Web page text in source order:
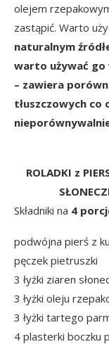
olejem
zastąpić. Warto
naturalnym
warto używać go
– zawiera
tłuszczowych co
ROLADKI z
Składniki na 4
podwójna pierś z
pęczek pietruszki
3 łyżki ziaren
3 łyżki oleju
3 łyżki tartego
4 plasterki boczku